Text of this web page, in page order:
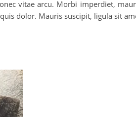
vitae arcu. Morbi imperdiet,
dolor. Mauris suscipit, ligula sit